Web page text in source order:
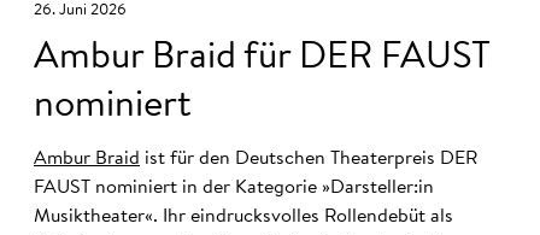
26. Juni 2026
Ambur Braid für DER FAUST
nominiert
Ambur Braid ist für den Deutschen Theaterpreis DER
FAUST nominiert in der Kategorie »Darsteller:in
Musiktheater«. Ihr eindrucksvolles Rollendebüt als